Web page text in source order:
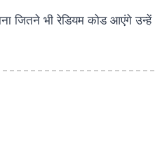
जितने भी रेडियम कोड आएंगे उन्हें